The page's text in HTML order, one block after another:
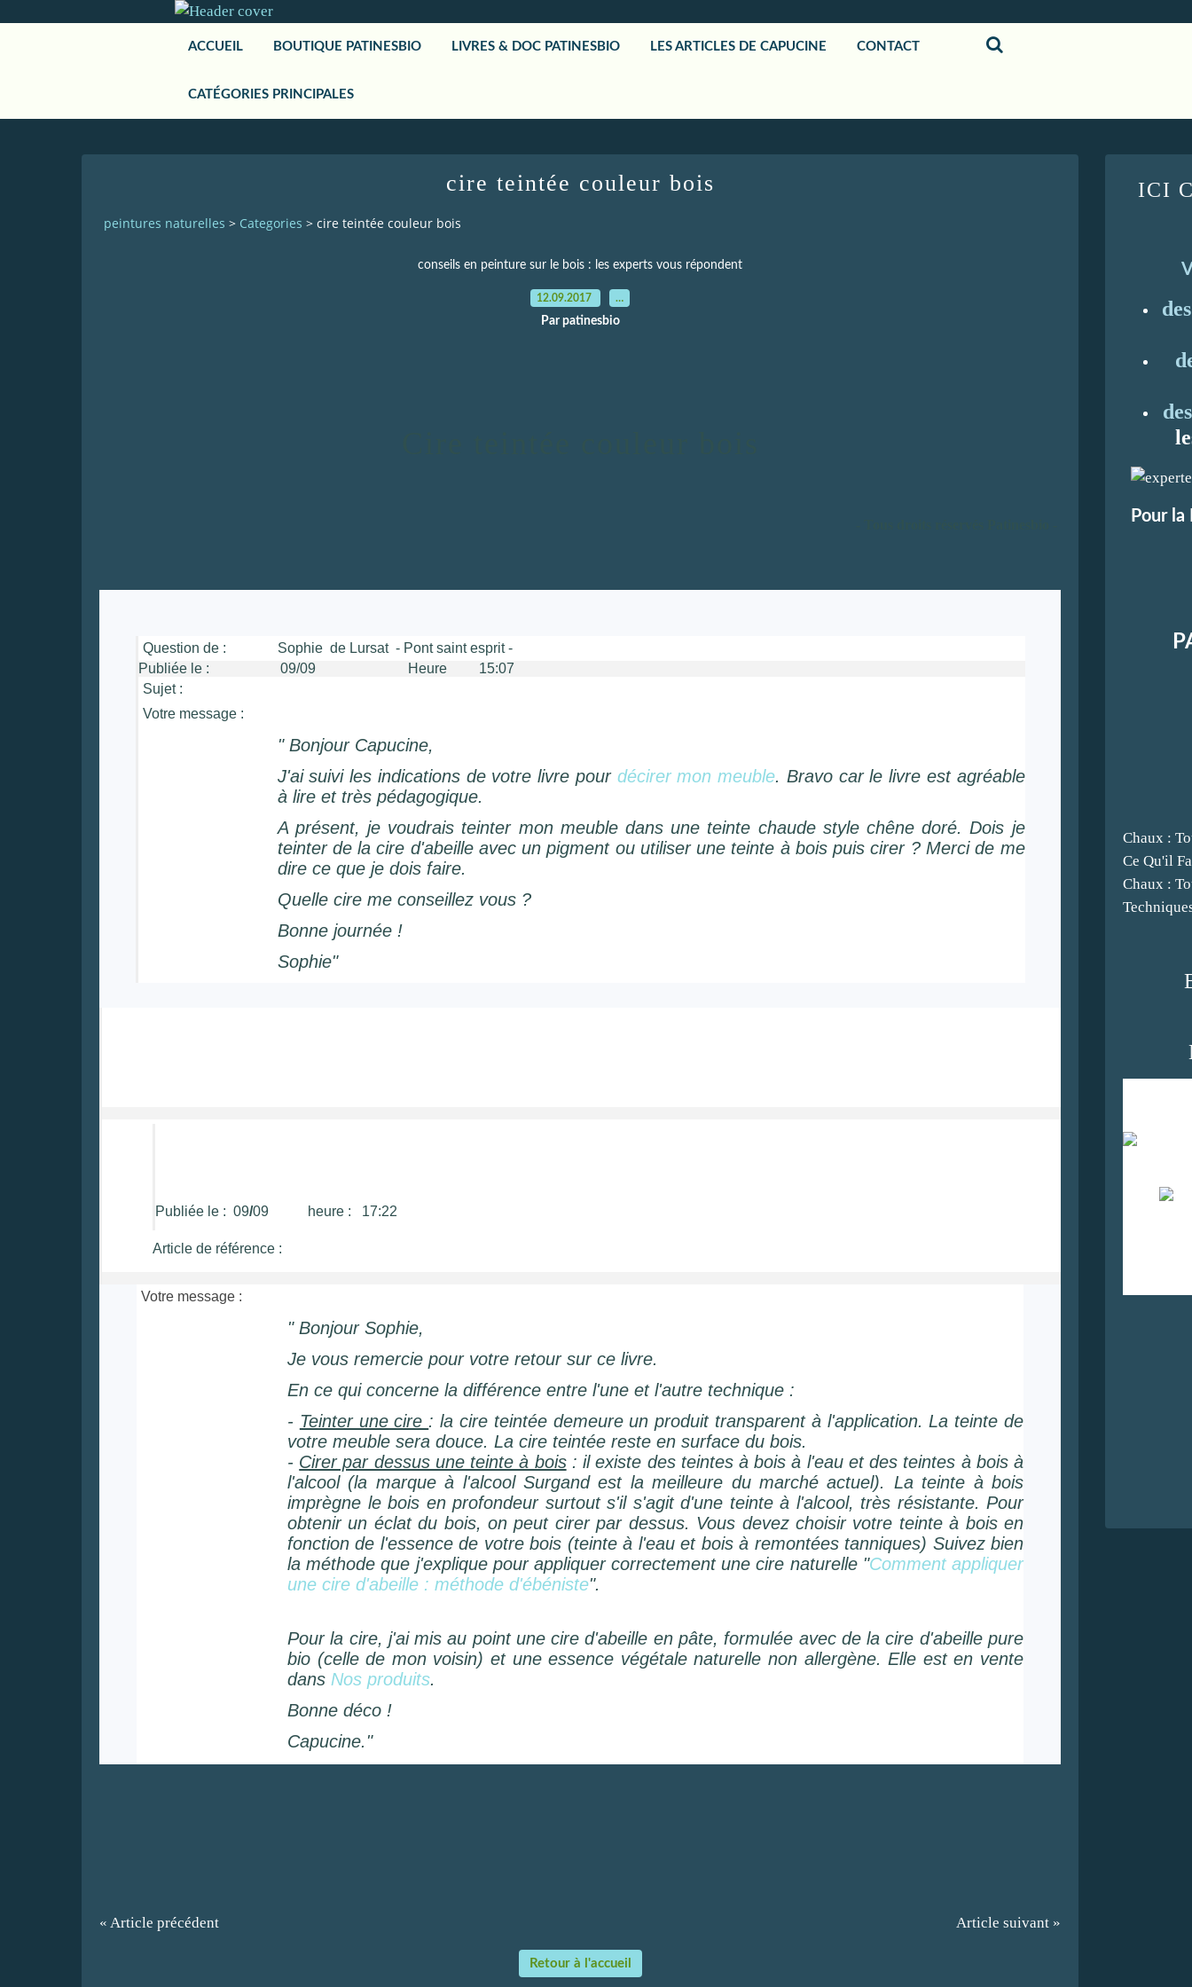
ACCUEIL BOUTIQUE PATINESBIO LIVRES & DOC PATINESBIO LES ARTICLES DE CAPUCINE CONTACT
CATÉGORIES PRINCIPALES
cire teintée couleur bois
peintures naturelles > Categories > cire teintée couleur bois
conseils en peinture sur le bois : les experts vous répondent
12.09.2017 …
Par patinesbio
Question de :
Sophie de Lursat - Pont saint esprit -
Publiée le :
09/09 Heure 15:07
Sujet :
Votre message :
" Bonjour Capucine,
J'ai suivi les indications de votre livre pour décirer mon meuble. Bravo car le livre est agréable
à lire et très pédagogique.
A présent, je voudrais teinter mon meuble dans une teinte chaude style chêne doré. Dois je
teinter de la cire d'abeille avec un pigment ou utiliser une teinte à bois puis cirer ? Merci de me
dire ce que je dois faire.
Quelle cire me conseillez vous ?
Bonne journée !
Sophie"
Publiée le : 09/09 heure : 17:22
Article de référence :
Votre message :
" Bonjour Sophie,
Je vous remercie pour votre retour sur ce livre.
En ce qui concerne la différence entre l'une et l'autre technique :
- Teinter une cire : la cire teintée demeure un produit transparent à l'application. La teinte de
votre meuble sera douce. La cire teintée reste en surface du bois.
- Cirer par dessus une teinte à bois: il existe des teintes à bois à l'eau et des teintes à bois à
l'alcool (la marque à l'alcool Surgand est la meilleure du marché actuel). La teinte à bois
imprègne le bois en profondeur surtout s'il s'agit d'une teinte à l'alcool, très résistante. Pour
obtenir un éclat du bois, on peut cirer par dessus. Vous devez choisir votre teinte à bois en
fonction de l'essence de votre bois (teinte à l'eau et bois à remontées tanniques) Suivez bien
la méthode que j'explique pour appliquer correctement une cire naturelle "Comment appliquer
une cire d'abeille : méthode d'ébéniste".
Pour la cire, j'ai mis au point une cire d'abeille en pâte, formulée avec de la cire d'abeille pure
bio (celle de mon voisin) et une essence végétale naturelle non allergène. Elle est en vente
dans Nos produits.
Bonne déco !
Capucine."
« Article précédent Article suivant »
Retour à l'accueil
Chaux :
Ce Qu'il
Chaux :
ICI
Pour